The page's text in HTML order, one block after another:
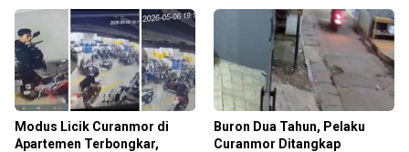
Modus Licik Curanmor di
Apartemen Terbongkar,
Buron Dua Tahun, Pelaku
Curanmor Ditangkap